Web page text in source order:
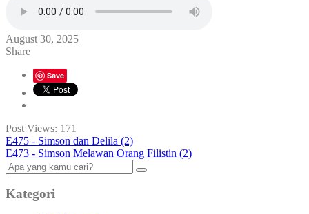
August 30, 2025
Share
Save
Post Views: 171
E475 - Simson dan Delila (2)
E473 - Simson Melawan Orang Filistin (2)
Kategori